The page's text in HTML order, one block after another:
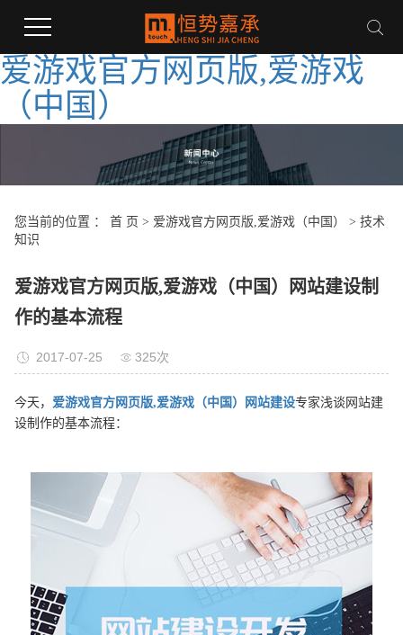
爱游戏官方网页版,爱游戏
（中国）
您当前的位置 ： 首 页 > 爱游戏官方网页版,爱游戏（中国） > 技术
知识
爱游戏官方网页版,爱游戏（中国）网站建设制
作的基本流程
2017-07-25 325次
今天， 爱游戏官方网页版,爱游戏（中国）网站建设专家浅谈网站建
设制作的基本流程：